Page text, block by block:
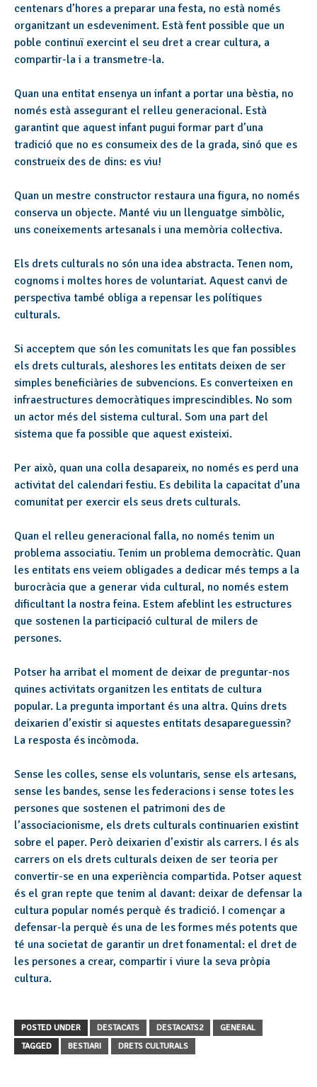
centenars d’hores a preparar una festa, no està només
organitzant un esdeveniment. Està fent possible que un
poble continuï exercint el seu dret a crear cultura, a
compartir-la i a transmetre-la.
Quan una entitat ensenya un infant a portar una bèstia, no
només està assegurant el relleu generacional. Està
garantint que aquest infant pugui formar part d’una
tradició que no es consumeix des de la grada, sinó que es
construeix des de dins: es viu!
Quan un mestre constructor restaura una figura, no només
conserva un objecte. Manté viu un llenguatge simbòlic,
uns coneixements artesanals i una memòria col·lectiva.
Els drets culturals no són una idea abstracta. Tenen nom,
cognoms i moltes hores de voluntariat. Aquest canvi de
perspectiva també obliga a repensar les polítiques
culturals.
Si acceptem que són les comunitats les que fan possibles
els drets culturals, aleshores les entitats deixen de ser
simples beneficiàries de subvencions. Es converteixen en
infraestructures democràtiques imprescindibles. No som
un actor més del sistema cultural. Som una part del
sistema que fa possible que aquest existeixi.
Per això, quan una colla desapareix, no només es perd una
activitat del calendari festiu. Es debilita la capacitat d’una
comunitat per exercir els seus drets culturals.
Quan el relleu generacional falla, no només tenim un
problema associatiu. Tenim un problema democràtic. Quan
les entitats ens veiem obligades a dedicar més temps a la
burocràcia que a generar vida cultural, no només estem
dificultant la nostra feina. Estem afeblint les estructures
que sostenen la participació cultural de milers de
persones.
Potser ha arribat el moment de deixar de preguntar-nos
quines activitats organitzen les entitats de cultura
popular. La pregunta important és una altra. Quins drets
deixarien d’existir si aquestes entitats desapareguessin?
La resposta és incòmoda.
Sense les colles, sense els voluntaris, sense els artesans,
sense les bandes, sense les federacions i sense totes les
persones que sostenen el patrimoni des de
l’associacionisme, els drets culturals continuarien existint
sobre el paper. Però deixarien d’existir als carrers. I és als
carrers on els drets culturals deixen de ser teoria per
convertir-se en una experiència compartida. Potser aquest
és el gran repte que tenim al davant: deixar de defensar la
cultura popular només perquè és tradició. I començar a
defensar-la perquè és una de les formes més potents que
té una societat de garantir un dret fonamental: el dret de
les persones a crear, compartir i viure la seva pròpia
cultura.
POSTED UNDER DESTACATS DESTACATS2
GENERAL
TAGGED
BESTIARI DRETS CULTURALS